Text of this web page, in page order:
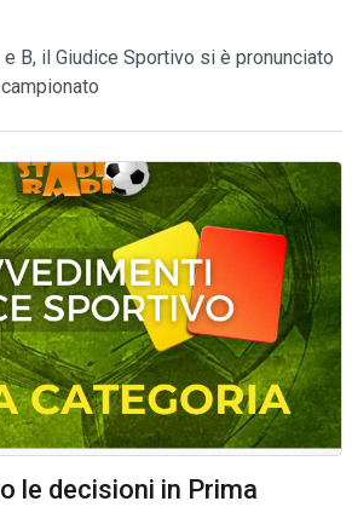
B, il Giudice Sportivo si è pronunciato
le decisioni in Prima